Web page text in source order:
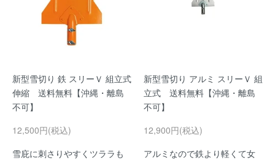
新型雪切り 鉄 スリーＶ 組立式
伸縮 送料無料【沖縄・離島
不可】
12,500円(税込)
雪庇に刺さりやすくツララも
新型雪切り アルミ スリーＶ 組
立式 送料無料【沖縄・離島
不可】
12,900円(税込)
アルミなので鉄より軽くて女